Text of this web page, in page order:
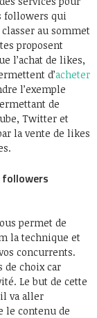
followers qui
au sommet
proposent
l’achat de likes,
d’acheter
l’exemple
de
Twitter et
la vente de likes
followers
permet de
la technique et
concurrents.
de choix car
Le but de cette
va aller
le contenu de